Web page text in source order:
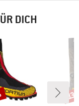
DICH